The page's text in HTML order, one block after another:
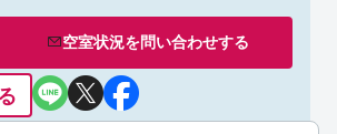
空室状況を問い合わせする